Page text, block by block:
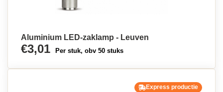
Aluminium LED-zaklamp - Leuven
€3,01 Per stuk, obv 50 stuks
Express productie